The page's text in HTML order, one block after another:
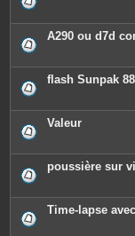
A290 ou d7d
flash Sunpak
Valeur
poussière sur
Time-lapse